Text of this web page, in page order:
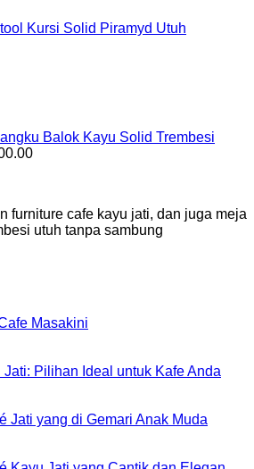
Kursi Solid Piramyd Utuh
Balok Kayu Solid Trembesi
furniture cafe kayu jati, dan juga meja
utuh tanpa sambung
Masakini
Jati: Pilihan Ideal untuk Kafe Anda
Jati yang di Gemari Anak Muda